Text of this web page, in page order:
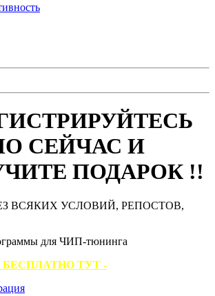
СЕЙЧАС И
ПОДАРОК !!
ВСЯКИХ УСЛОВИЙ, РЕПОСТОВ,
для ЧИП-тюнинга
БЕСПЛАТНО ТУТ -